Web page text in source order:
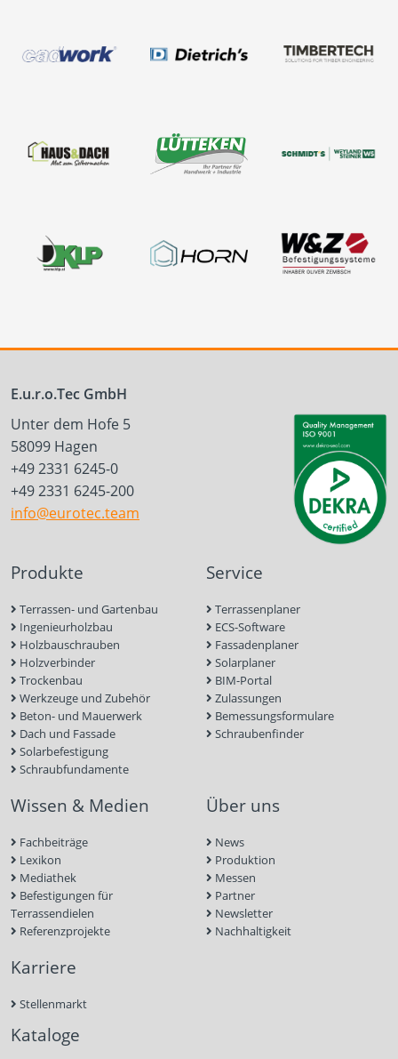
E.u.r.o.Tec GmbH
Unter dem Hofe 5
58099 Hagen
+49 2331 6245-0
+49 2331 6245-200
info@eurotec.team
Produkte
Terrassen- und Gartenbau
Ingenieurholzbau
Holzbauschrauben
Holzverbinder
Trockenbau
Werkzeuge und Zubehör
Beton- und Mauerwerk
Dach und Fassade
Solarbefestigung
Schraubfundamente
Service
Terrassenplaner
ECS-Software
Fassadenplaner
Solarplaner
BIM-Portal
Zulassungen
Bemessungsformulare
Schraubenfinder
Wissen & Medien
Fachbeiträge
Lexikon
Mediathek
Befestigungen für
Terrassendielen
Referenzprojekte
Über uns
News
Produktion
Messen
Partner
Newsletter
Nachhaltigkeit
Karriere
Stellenmarkt
Kataloge